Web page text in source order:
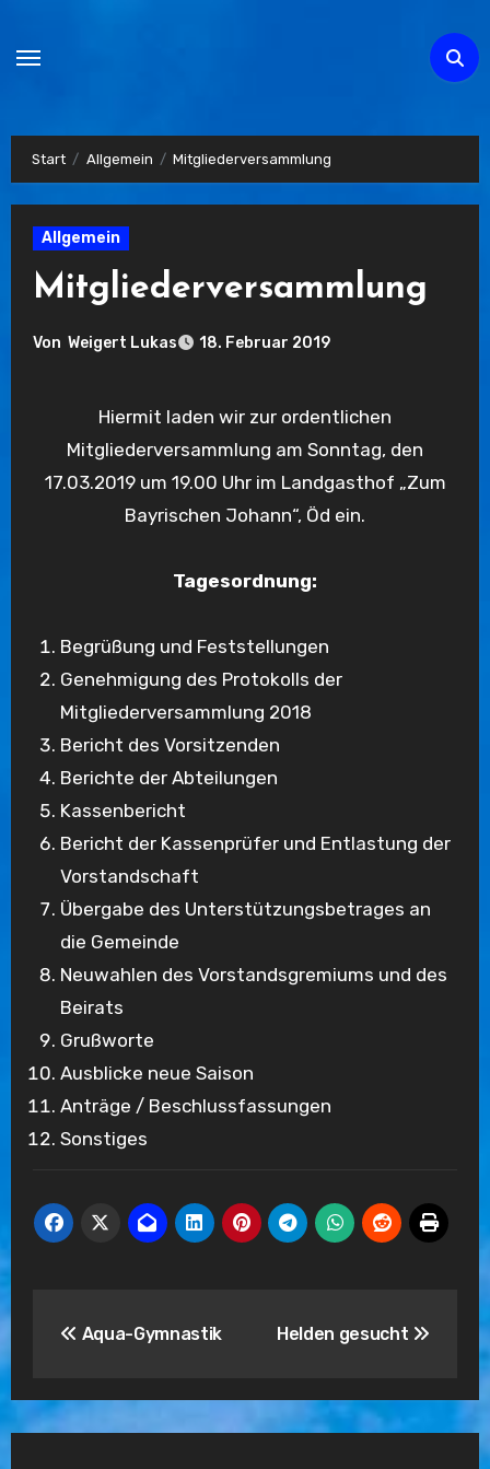
Start Allgemein Mitgliederversammlung
Allgemein
Mitgliederversammlung
Von Weigert Lukas 18. Februar 2019
Hiermit laden wir zur ordentlichen
Mitgliederversammlung am Sonntag, den
17.03.2019 um 19.00 Uhr im Landgasthof „Zum
Bayrischen Johann“, Öd ein.
Tagesordnung:
Begrüßung und Feststellungen
Genehmigung des Protokolls der
Mitgliederversammlung 2018
Bericht des Vorsitzenden
Berichte der Abteilungen
Kassenbericht
Bericht der Kassenprüfer und Entlastung der
Vorstandschaft
Übergabe des Unterstützungsbetrages an
die Gemeinde
Neuwahlen des Vorstandsgremiums und des
Beirats
Grußworte
Ausblicke neue Saison
Anträge / Beschlussfassungen
Sonstiges
Aqua-Gymnastik Helden gesucht